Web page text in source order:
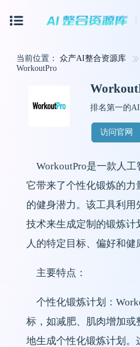
当前位置： 众产AI整合资源库
WorkoutPro
排名第一的
访问官网
WorkoutPro是一款人工
它带来了个性化锻炼的力
的健身潜力。该工具利用
技术来生成定制的锻炼计
人的特定目标、偏好和健
主要特点：
个性化锻炼计划：
标，如减肥、肌肉增加或
地生成个性化锻炼计划。